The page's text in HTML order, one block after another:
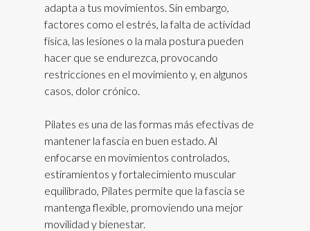
adapta a tus movimientos. Sin embargo,
factores como el estrés, la falta de actividad
física, las lesiones o la mala postura pueden
hacer que se endurezca, provocando
restricciones en el movimiento y, en algunos
casos, dolor crónico.
Pilates es una de las formas más efectivas de
mantener la fascia en buen estado. Al
enfocarse en movimientos controlados,
estiramientos y fortalecimiento muscular
equilibrado, Pilates permite que la fascia se
mantenga flexible, promoviendo una mejor
movilidad y bienestar.